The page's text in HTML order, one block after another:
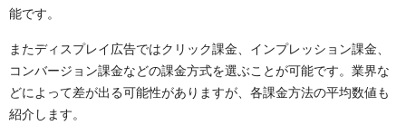
能です。
またディスプレイ広告ではクリック課金、インプレッション課金、
コンバージョン課金などの課金方式を選ぶことが可能です。業界な
どによって差が出る可能性がありますが、各課金方法の平均数値も
紹介します。